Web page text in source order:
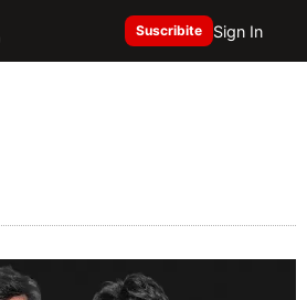
Suscribite Sign In